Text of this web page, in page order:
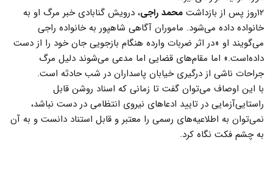
۱۲روز پس از بازداشت
محمد راجی، درویش گنابادی خبر مرگ او به
خانواده داده می‌شود. ماموران آگاهی شاهپور به خانواده راجی
می‌گویند او «در اثر ضربات وارده هنگام بازجویی جان خود را از دست
داده‌است.» اما مقام‌های قضایی اما مدعی می‌شوند دلیل مرگ
جراحات ناشی از درگیری خیابان پاسداران در شب حادثه است.
با این اوصاف می‌توان گفت تا زمانی که اسناد روشن قابل
راستایی‌آزمایی در تایید ادعاهای نیروی انتظامی در دست نباشد،
نمی‌توان به اطلاعیه‌های رسمی را معتبر و قابل استناد دانست و به آن
به چشم فکت نگاه کرد.